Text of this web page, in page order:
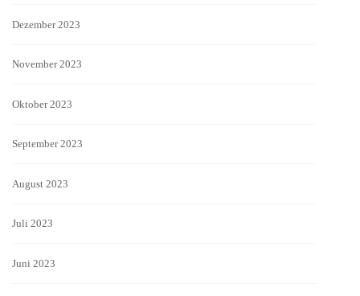
Dezember 2023
November 2023
Oktober 2023
September 2023
August 2023
Juli 2023
Juni 2023